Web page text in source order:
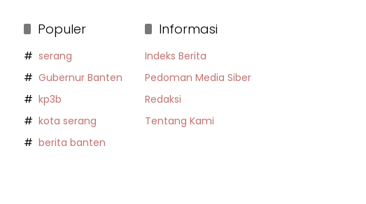
Populer
serang
Gubernur Banten
kp3b
kota serang
berita banten
Informasi
Indeks Berita
Pedoman Media Siber
Redaksi
Tentang Kami